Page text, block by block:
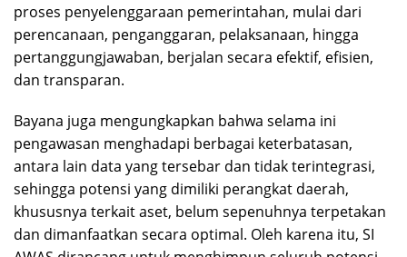
proses penyelenggaraan pemerintahan, mulai dari
perencanaan, penganggaran, pelaksanaan, hingga
pertanggungjawaban, berjalan secara efektif, efisien,
dan transparan.
Bayana juga mengungkapkan bahwa selama ini
pengawasan menghadapi berbagai keterbatasan,
antara lain data yang tersebar dan tidak terintegrasi,
sehingga potensi yang dimiliki perangkat daerah,
khususnya terkait aset, belum sepenuhnya terpetakan
dan dimanfaatkan secara optimal. Oleh karena itu, SI